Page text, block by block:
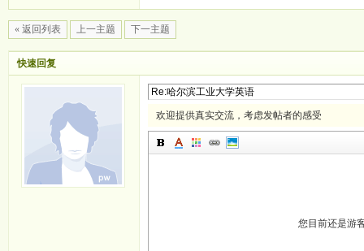
« 返回列表 上一主题 下一主题
快速回复
您目前还是游
欢迎提供真实交流，考虑发帖者的感受